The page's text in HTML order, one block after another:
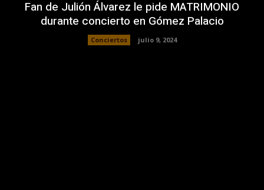
Fan de Julión Álvarez le pide MATRIMONIO
durante concierto en Gómez Palacio
Conciertos julio 9, 2024